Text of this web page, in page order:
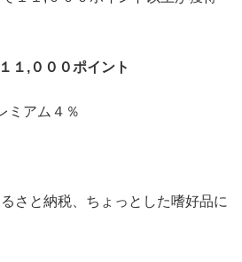
１,０００ポイント
ミアム４％
さと納税、ちょっとした嗜好品に